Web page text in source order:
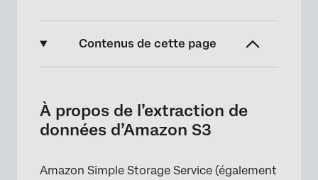
Contenus de cette page
Avant de commencer
Configuration d’une tâche d’extraction de
À propos de l’extraction de
données d’Amazon S3
Amazon Simple Storage Service (également